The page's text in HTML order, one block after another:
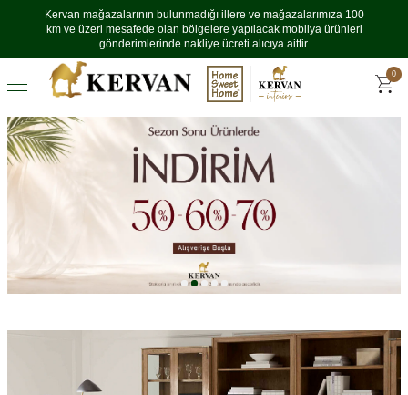
Kervan mağazalarının bulunmadığı illere ve mağazalarımıza 100
km ve üzeri mesafede olan bölgelere yapılacak mobilya ürünleri
gönderimlerinde nakliye ücreti alıcıya aittir.
0